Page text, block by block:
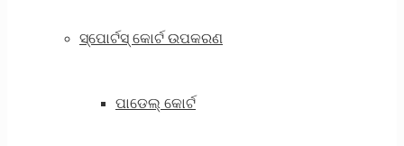
ସ୍ପୋର୍ଟସ୍ କୋର୍ଟ ଉପକରଣ
ପାଡେଲ୍ କୋର୍ଟ